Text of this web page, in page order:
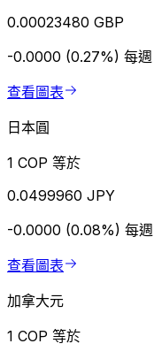
0.00023480 GBP
-0.0000 (0.27%) 每週
查看圖表
日本圓
1 COP 等於
0.0499960 JPY
-0.0000 (0.08%) 每週
查看圖表
加拿大元
1 COP 等於